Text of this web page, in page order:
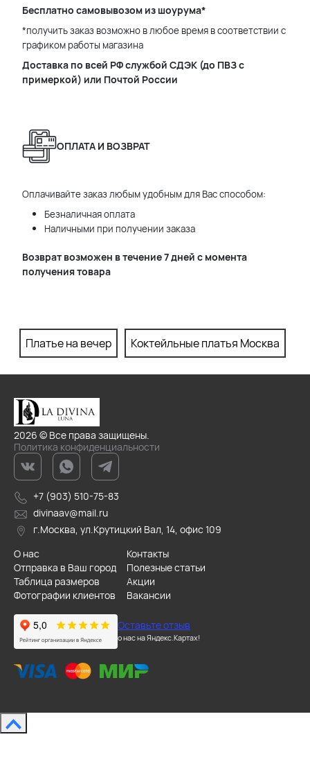
Бесплатно самовывозом из шоурума*
*получить заказ возможно в любое время в соответствии с
графиком работы магазина
Доставка по всей РФ службой СДЭК (до ПВЗ с
примеркой) или Почтой России
ОПЛАТА И ВОЗВРАТ
Оплачивайте заказ любым удобным для Вас способом:
Безналичная оплата
Наличными при получении заказа
Возврат возможен в течение 7 дней с момента
получения товара
Платье на вечер Коктейльные платья Москва
2026 © Все права защищены.
Политика конфиденциальности
+7 (903) 510-75-83
divinaav@mail.ru
г.Москва, ул.Крутицкий Вал, 14, офис 109
О нас
Контакты
Отправка в Ваш город
Полезные статьи
Таблица размеров
Акции
Фотографии клиентов
Вакансии
Оставьте отзыв
о нас на Яндекс.Картах!